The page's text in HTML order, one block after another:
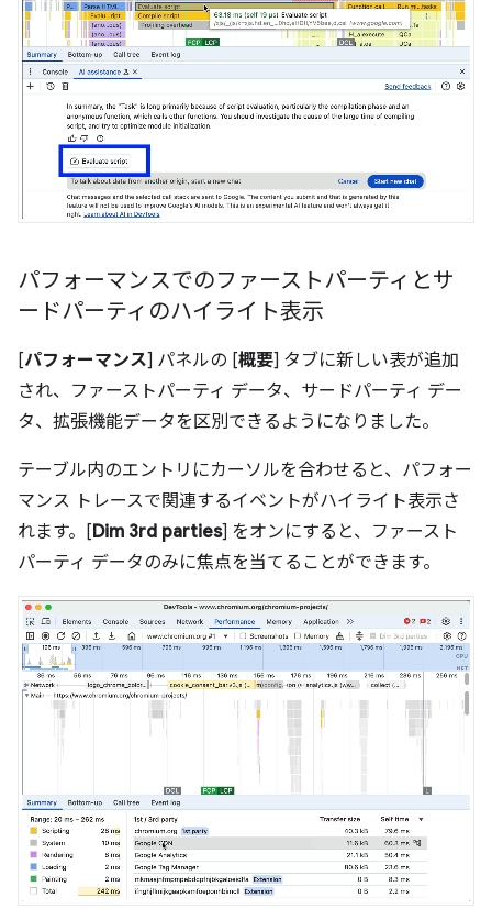
パフォーマンスでのファーストパーティとサ
ードパーティのハイライト表示
[パフォーマンス] パネルの [概要] タブに新しい表が追加
され、ファーストパーティ データ、サードパーティ デー
タ、拡張機能データを区別できるようになりました。
テーブル内のエントリにカーソルを合わせると、パフォー
マンス トレースで関連するイベントがハイライト表示さ
れます。[Dim 3rd parties] をオンにすると、ファースト
パーティ データのみに焦点を当てることができます。